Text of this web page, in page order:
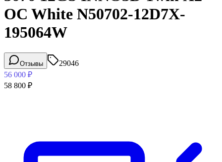
OC White N50702-12D7X-
195064W
Отзывы
29046
56 000 ₽
58 800 ₽